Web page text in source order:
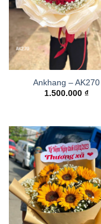
Ankhang – AK270
1.500.000 ₫